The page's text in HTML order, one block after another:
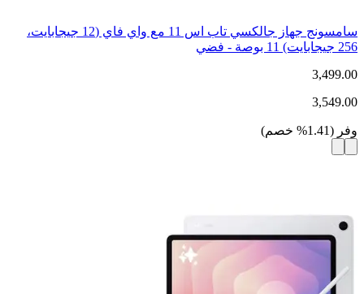
سامسونج جهاز جالكسي تاب اس 11 مع واي فاي (12 جيجابايت،
256 جيجابايت) 11 بوصة - فضي
3,499.00
3,549.00
وفر (
1.41
% خصم)